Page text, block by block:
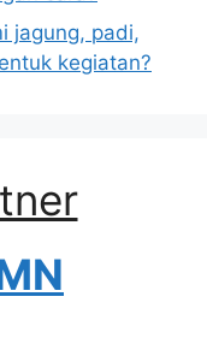
jagung, padi,
kegiatan?